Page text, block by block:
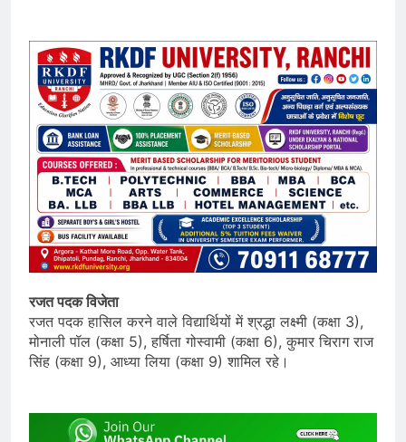
रजत पदक विजेता
रजत पदक हासिल करने वाले विद्यार्थियों में श्रद्धा लक्ष्मी (कक्षा 3),
मोनाली पॉल (कक्षा 5), हर्षिता गोस्वामी (कक्षा 6), कुमार चिराग राज
सिंह (कक्षा 9), आध्या लिया (कक्षा 9) शामिल रहे।